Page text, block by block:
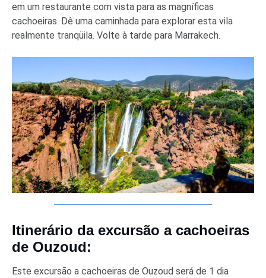
em um restaurante com vista para as magníficas
cachoeiras. Dê uma caminhada para explorar esta vila
realmente tranqüila. Volte à tarde para Marrakech.
Itinerário da excursão a cachoeiras
de Ouzoud:
Este excursão a cachoeiras de Ouzoud será de 1 dia